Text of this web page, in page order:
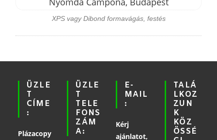
XPS vagy Dibond formavágás, festés
ÜZLE
T
CÍME
:
Plázacopy
ÜZLE
T
TELE
FONS
ZÁM
A:
E-
MAIL
:
Kérj
ajánlatot,
TALÁ
LKOZ
ZUN
K
KÖZ
ÖSSÉ